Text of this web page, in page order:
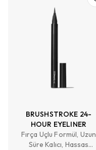
BRUSHSTROKE 24-
HOUR EYELINER
Fırça Uçlu Formül, Uzun
Süre Kalıcı, Hassas